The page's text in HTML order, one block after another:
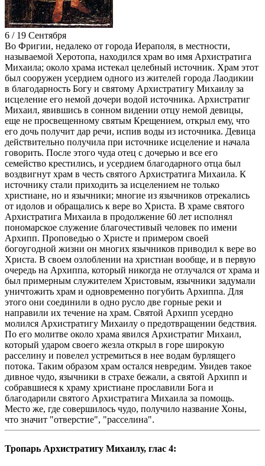
6 / 19 Сентября
Во Фригии, недалеко от города Иераполя, в местности,
называемой Херотопа, находился храм во имя Архистратига
Михаила; около храма истекал целебный источник. Храм этот
был сооружен усердием одного из жителей города Лаодикии
в благодарность Богу и святому Архистратигу Михаилу за
исцеление его немой дочери водой источника. Архистратиг
Михаил, явившись в сонном видении отцу немой девицы,
еще не просвещенному святым Крещением, открыл ему, что
его дочь получит дар речи, испив воды из источника. Девица
действительно получила при источнике исцеление и начала
говорить. После этого чуда отец с дочерью и все его
семейство крестились, и усердием благодарного отца был
воздвигнут храм в честь святого Архистратига Михаила. К
источнику стали приходить за исцелением не только
христиане, но и язычники; многие из язычников отрекались
от идолов и обращались к вере во Христа. В храме святого
Архистратига Михаила в продолжение 60 лет исполнял
пономарское служение благочестивый человек по имени
Архипп. Проповедью о Христе и примером своей
богоугодной жизни он многих язычников приводил к вере во
Христа. В своем озлоблении на христиан вообще, и в первую
очередь на Архиппа, который никогда не отлучался от храма и
был примерным служителем Христовым, язычники задумали
уничтожить храм и одновременно погубить Архиппа. Для
этого они соединили в одно русло две горные реки и
направили их течение на храм. Святой Архипп усердно
молился Архистратигу Михаилу о предотвращении бедствия.
По его молитве около храма явился Архистратиг Михаил,
который ударом своего жезла открыл в горе широкую
расселину и повелел устремиться в нее водам бурлящего
потока. Таким образом храм остался невредим. Увидев такое
дивное чудо, язычники в страхе бежали, а святой Архипп и
собравшиеся к храму христиане прославили Бога и
благодарили святого Архистратига Михаила за помощь.
Место же, где совершилось чудо, получило название Хоны,
что значит "отверстие", "расселина".
Тропарь Архистратигу Михаилу, глас 4: